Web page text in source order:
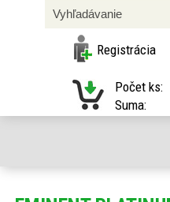
Registrácia
Počet ks:
Suma: